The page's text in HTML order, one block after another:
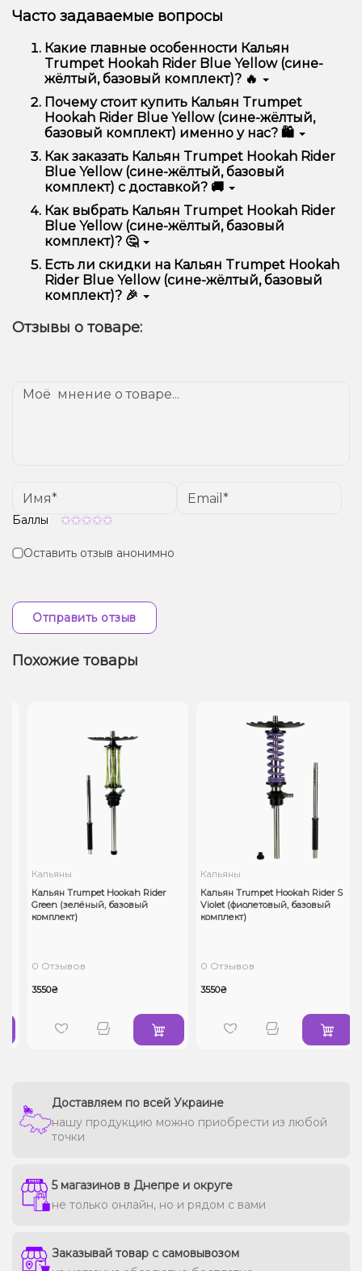
Часто задаваемые вопросы
Какие главные особенности Кальян
Trumpet Hookah Rider Blue Yellow (сине-
жёлтый, базовый комплект)? 🔥
Кальян Trumpet Hookah Rider Blue Yellow (сине-
жёлтый, базовый комплект) отличается высоким
качеством, удобством использования и
надежностью.
Почему стоит купить Кальян Trumpet
Hookah Rider Blue Yellow (сине-жёлтый,
базовый комплект) именно у нас? 🛍️
Мы предлагаем только оригинальную продукцию,
широкий ассортимент, выгодные цены и быструю
доставку. Кроме того, у нас регулярные акции и
скидки для клиентов!
Как заказать Кальян Trumpet Hookah Rider
Blue Yellow (сине-жёлтый, базовый
комплект) с доставкой? 🚚
Оформить заказ можно в несколько кликов:
Добавьте Кальян Trumpet Hookah Rider Blue
Yellow (сине-жёлтый, базовый комплект) в
Перейдите к оформлению заказа.
Выберите удобный способ оплаты и
доставки.
Подтвердите заказ – мы быстро отправим его
вам!
Как выбрать Кальян Trumpet Hookah Rider
Blue Yellow (сине-жёлтый, базовый
комплект)? 🤔
Выбор зависит от ваших предпочтений – например,
если это кальян, учитывайте размер, материал и тип
чаши, если вейп – мощность и вкус. Наши
менеджеры помогут подобрать идеальный вариант.
Есть ли скидки на Кальян Trumpet Hookah
Rider Blue Yellow (сине-жёлтый, базовый
комплект)? 🎉
специальные предложения. Следите за
Отзывы о товаре:
Баллы
Оставить отзыв анонимно
Отправить отзыв
Похожие товары
Кальяны
Кальян Trumpet Hookah Rider
Green (зелёный, базовый
комплект)
0 Отзывов
3550₴
Кальяны
Кальян Trumpet Hookah Rider S
Violet (фиолетовый, базовый
комплект)
0 Отзывов
3550₴
Доставляем по всей Украине
нашу продукцию можно приобрести из любой
точки
5 магазинов в Днепре и округе
не только онлайн, но и рядом с вами
Заказывай товар с самовывозом